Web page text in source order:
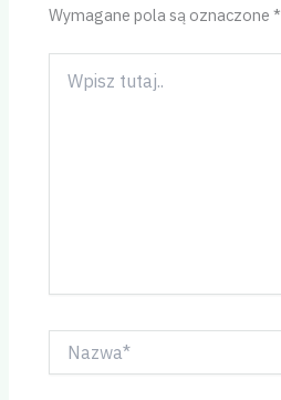
Wymagane pola są oznaczone*
tutaj..